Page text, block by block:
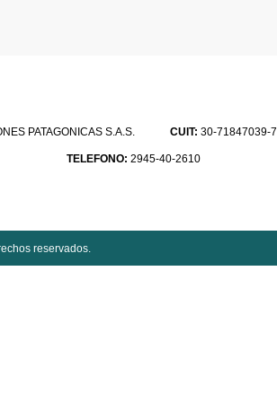
PATAGONICAS S.A.S. CUIT: 30-71847039-7
TELEFONO: 2945-40-2610
reservados.